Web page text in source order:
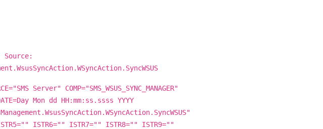
Source:
Server" COMP="SMS_WSUS_SYNC_MANAGER"
Mon dd HH:mm:ss.ssss YYYY
ISTR6="" ISTR7="" ISTR8="" ISTR9=""